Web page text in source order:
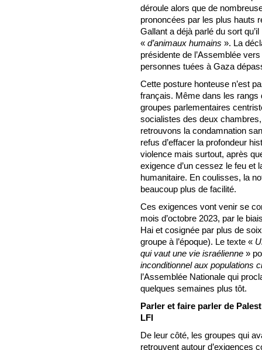
déroule alors que de
prononcées par les plus hauts
Gallant a déjà parlé du sort
« d’animaux humains ». La
présidente de l’Assemblée
personnes tuées à Gaza
Cette posture honteuse n’est
français. Même dans les
groupes parlementaires
socialistes des deux
retrouvons la condamnation
refus d’effacer la profondeur
violence mais surtout, après
exigence d’un cessez le feu et
humanitaire. En coulisses, la
beaucoup plus de facilité.
Ces exigences vont venir se
mois d’octobre 2023, par le
Hai et cosignée par plus de
groupe à l’époque). Le texte «
qui vaut une vie israélienne »
inconditionnel aux populations
l’Assemblée Nationale qui
quelques semaines plus tôt.
Parler et faire parler de
LFI
De leur côté, les groupes qui
retrouvent autour d’exigences